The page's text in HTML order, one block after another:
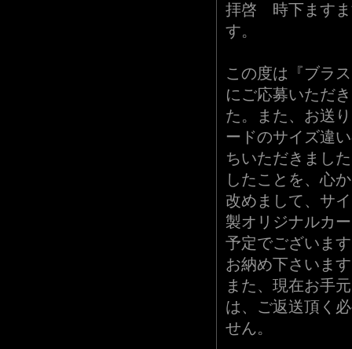
拝啓 時下ますま
す。
この度は『ブラ
にご応募いただ
た。また、お送
ードのサイズ違
ちいただきまし
したことを、心
改めまして、サ
製オリジナルカ
予定でございま
お納め下さいま
また、現在お手
は、ご返送頂く
せん。